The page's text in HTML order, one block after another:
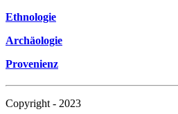
Ethnologie
Archäologie
Provenienz
Copyright - 2023